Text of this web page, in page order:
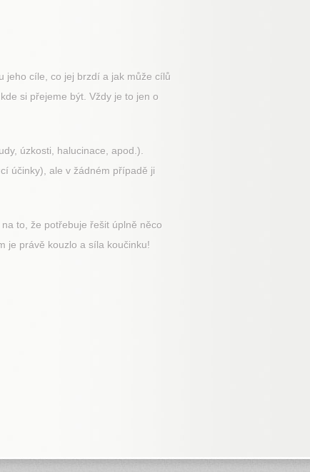
jeho cíle, co jej brzdí a jak může cílů
si přejeme být. Vždy je to jen o
úzkosti, halucinace, apod.).
účinky), ale v žádném případě ji
to, že potřebuje řešit úplně něco
je právě kouzlo a síla koučinku!